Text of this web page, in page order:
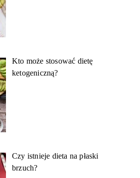
Kto może stosować dietę
ketogeniczną?
Czy istnieje dieta na płaski
brzuch?